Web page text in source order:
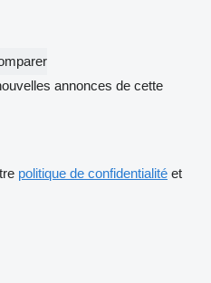
annonces de cette
politique de confidentialité et